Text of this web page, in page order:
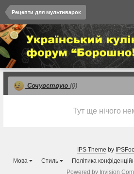
Рецепти для мультиварок
Сочувствую (0)
Тут ще нічого
IPS Theme by
Мова
Стиль Політика
Powered by Invision